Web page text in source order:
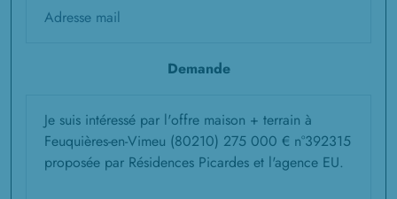
Demande